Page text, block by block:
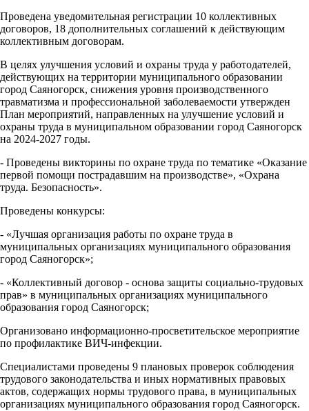
Проведена уведомительная регистрации 10 коллективных
договоров, 18 дополнительных соглашений к действующим
коллективным договорам.
В целях улучшения условий и охраны труда у работодателей,
действующих на территории муниципального образовании
город Саяногорск, снижения уровня производственного
травматизма и профессиональной заболеваемости утвержден
План мероприятий, направленных на улучшение условий и
охраны труда в муниципальном образовании город Саяногорск
на 2024-2027 годы.
- Проведены викторины по охране труда по тематике «Оказание
первой помощи пострадавшим на производстве», «Охрана
труда. Безопасность».
Проведены конкурсы:
- «Лучшая организация работы по охране труда в
муниципальных организациях муниципального образования
город Саяногорск»;
- «Коллективный договор - основа защиты социально-трудовых
прав» в муниципальных организациях муниципального
образования город Саяногорск;
Организовано информационно-просветительское мероприятие
по профилактике ВИЧ-инфекции.
Специалистами проведены 9 плановых проверок соблюдения
трудового законодательства и иных нормативных правовых
актов, содержащих нормы трудового права, в муниципальных
организациях муниципального образования город Саяногорск.